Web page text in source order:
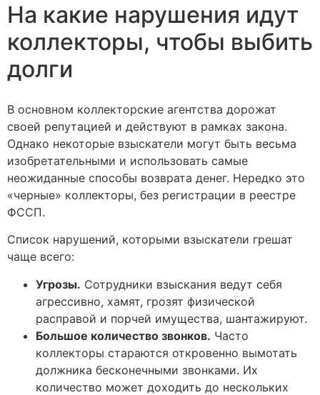
На какие нарушения идут
коллекторы, чтобы выбить
долги
В основном коллекторские агентства дорожат
своей репутацией и действуют в рамках закона.
Однако некоторые взыскатели могут быть весьма
изобретательными и использовать самые
неожиданные способы возврата денег. Нередко это
«черные» коллекторы, без регистрации в реестре
ФССП.
Список нарушений, которыми взыскатели грешат
чаще всего:
Угрозы. Сотрудники взыскания ведут себя
агрессивно, хамят, грозят физической
расправой и порчей имущества, шантажируют.
Большое количество звонков. Часто
коллекторы стараются откровенно вымотать
должника бесконечными звонками. Их
количество может доходить до нескольких